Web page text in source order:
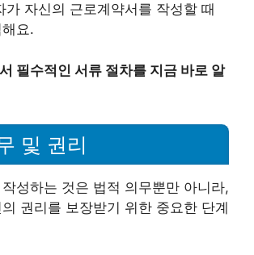
가 자신의 근로계약서를 작성할 때
요.
필수적인 서류 절차를 지금 바로 알
및 권리
성하는 것은 법적 의무뿐만 아니라,
권리를 보장받기 위한 중요한 단계